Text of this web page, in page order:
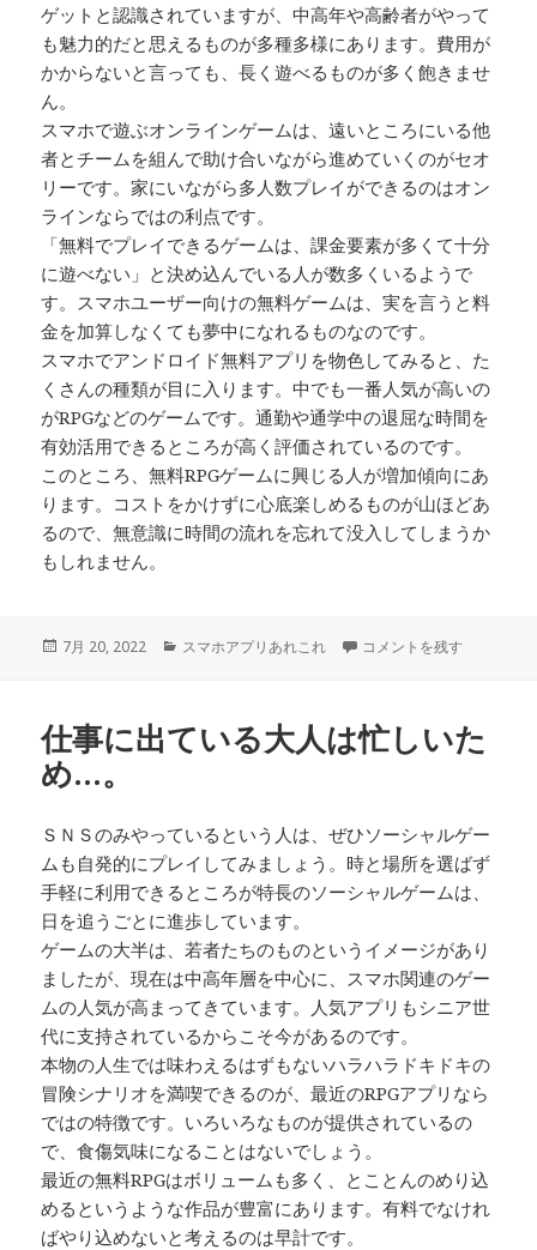
ゲットと認識されていますが、中高年や高齢者がやって
も魅力的だと思えるものが多種多様にあります。費用が
かからないと言っても、長く遊べるものが多く飽きませ
ん。
スマホで遊ぶオンラインゲームは、遠いところにいる他
者とチームを組んで助け合いながら進めていくのがセオ
リーです。家にいながら多人数プレイができるのはオン
ラインならではの利点です。
「無料でプレイできるゲームは、課金要素が多くて十分
に遊べない」と決め込んでいる人が数多くいるようで
す。スマホユーザー向けの無料ゲームは、実を言うと料
金を加算しなくても夢中になれるものなのです。
スマホでアンドロイド無料アプリを物色してみると、た
くさんの種類が目に入ります。中でも一番人気が高いの
がRPGなどのゲームです。通勤や通学中の退屈な時間を
有効活用できるところが高く評価されているのです。
このところ、無料RPGゲームに興じる人が増加傾向にあ
ります。コストをかけずに心底楽しめるものが山ほどあ
るので、無意識に時間の流れを忘れて没入してしまうか
もしれません。
投
7月 20, 2022
カ
ー
スマホアプリあれこれ 空き時間にできるリフレ
コメントを残す
仕事に出ている大人は忙しいた
め…。
ＳＮＳのみやっているという人は、ぜひソーシャルゲー
ムも自発的にプレイしてみましょう。時と場所を選ばず
手軽に利用できるところが特長のソーシャルゲームは、
日を追うごとに進歩しています。
ゲームの大半は、若者たちのものというイメージがあり
ましたが、現在は中高年層を中心に、スマホ関連のゲー
ムの人気が高まってきています。人気アプリもシニア世
代に支持されているからこそ今があるのです。
本物の人生では味わえるはずもないハラハラドキドキの
冒険シナリオを満喫できるのが、最近のRPGアプリなら
ではの特徴です。いろいろなものが提供されているの
で、食傷気味になることはないでしょう。
最近の無料RPGはボリュームも多く、とことんのめり込
めるというような作品が豊富にあります。有料でなけれ
ばやり込めないと考えるのは早計です。